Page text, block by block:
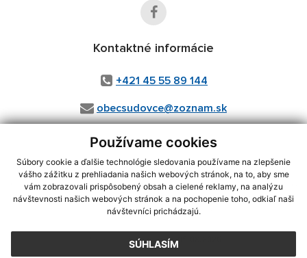
Používame cookies
Súbory cookie a ďalšie technológie sledovania používame na zlepšenie
vášho zážitku z prehliadania našich webových stránok, na to, aby sme
vám zobrazovali prispôsobený obsah a cielené reklamy, na analýzu
návštevnosti našich webových stránok a na pochopenie toho, odkiaľ naši
návštevníci prichádzajú.
SÚHLASÍM
Kontaktné informácie
+421 45 55 89 144
obecsudovce@zoznam.sk
využite možnosť získavania aktuálnych informácií s využitím RSS,
CMS systém (redakčný) systém ECHELON 2,Mapa stránok, web portál
webhosting, wbx, s.r.o.,domény,registrácia domény,spoločnosť wbx,
s.r.o.,technický prevádzkovateľ
Posledná aktualizácia:05.08.2026